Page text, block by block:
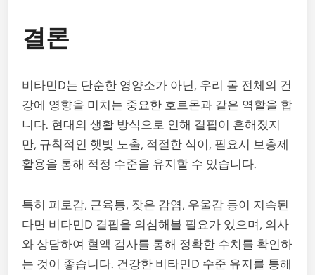
결론
비타민D는 단순한 영양소가 아닌, 우리 몸 전체의 건
강에 영향을 미치는 중요한 호르몬과 같은 역할을 합
니다. 현대의 생활 방식으로 인해 결핍이 흔해졌지
만, 규칙적인 햇빛 노출, 적절한 식이, 필요시 보충제
활용을 통해 적정 수준을 유지할 수 있습니다.
특히 피로감, 근육통, 잦은 감염, 우울감 등이 지속된
다면 비타민D 결핍을 의심해볼 필요가 있으며, 의사
와 상담하여 혈액 검사를 통해 정확한 수치를 확인하
는 것이 좋습니다. 건강한 비타민D 수준 유지를 통해